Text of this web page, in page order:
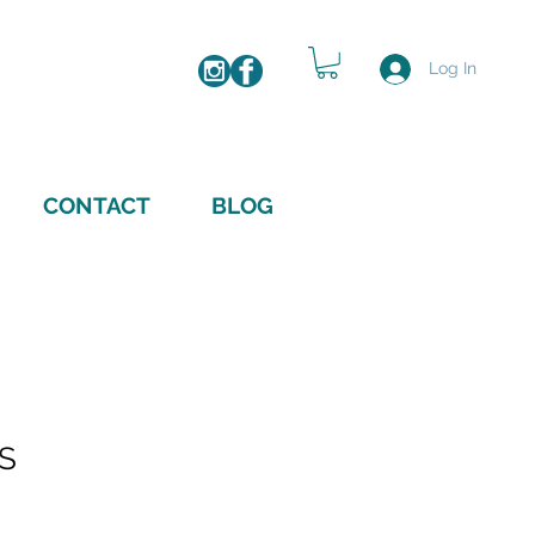
Log In
CONTACT BLOG